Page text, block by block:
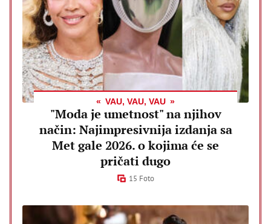
VAU, VAU, VAU
"Moda je umetnost" na njihov
način: Najimpresivnija izdanja sa
Met gale 2026. o kojima će se
pričati dugo
15 Foto